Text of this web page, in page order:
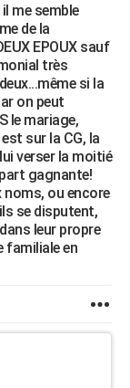
me semble
de la
EPOUX sauf
très
si la
on peut
le mariage,
sur la CG, la
verser la moitié
gagnante!
noms, ou encore
se disputent,
leur propre
familiale en